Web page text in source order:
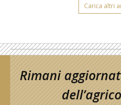
Carica altri
Rimani